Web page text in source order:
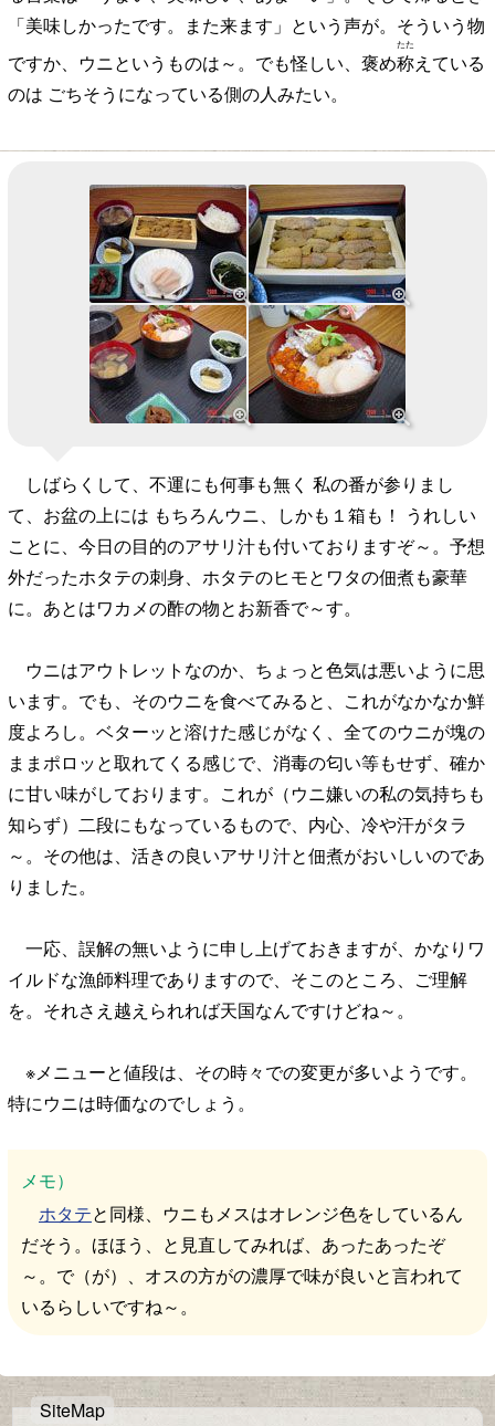
「美味しかったです。また来ます」という声が。そういう物
ですか、ウニというものは～。でも怪しい、褒め称
たた
えている
のは ごちそうになっている側の人みたい。
しばらくして、不運にも何事も無く 私の番が参りまし
て、お盆の上には もちろんウニ、しかも１箱も！ うれしい
ことに、今日の目的のアサリ汁も付いておりますぞ～。予想
外だったホタテの刺身、ホタテのヒモとワタの佃煮も豪華
に。あとはワカメの酢の物とお新香で～す。
ウニはアウトレットなのか、ちょっと色気は悪いように思
います。でも、そのウニを食べてみると、これがなかなか鮮
度よろし。ベターッと溶けた感じがなく、全てのウニが塊の
ままポロッと取れてくる感じで、消毒の匂い等もせず、確か
に甘い味がしております。これが（ウニ嫌いの私の気持ちも
知らず）二段にもなっているもので、内心、冷や汗がタラ
～。その他は、活きの良いアサリ汁と佃煮がおいしいのであ
りました。
一応、誤解の無いように申し上げておきますが、かなりワ
イルドな漁師料理でありますので、そこのところ、ご理解
を。それさえ越えられれば天国なんですけどね～。
※メニューと値段は、その時々での変更が多いようです。
特にウニは時価なのでしょう。
メモ）
ホタテと同様、ウニもメスはオレンジ色をしているん
だそう。ほほう、と見直してみれば、あったあったぞ
～。で（が）、オスの方がの濃厚で味が良いと言われて
いるらしいですね～。